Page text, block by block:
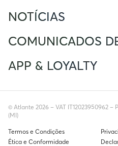
+351 234 246 050
NOTÍCIAS
COMUNICADOS
APP & LOYALTY
© Atlante 2026 – VAT IT12023950962 –
(MI)
Termos e Condições
Ética e Conformidade